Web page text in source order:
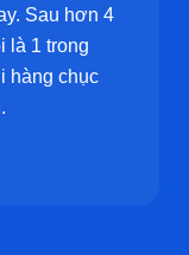
Sau hơn 4
là 1 trong
hàng chục